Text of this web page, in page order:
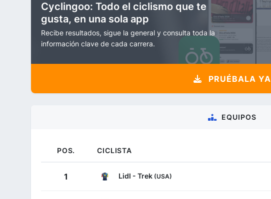
Cyclingoo: Todo el ciclismo que te
gusta, en una sola app
Recibe resultados, sigue la general y consulta toda la
información clave de cada carrera.
PRUÉBALA YA
EQUIPOS
POS. CICLISTA
1 Lidl - Trek (USA)